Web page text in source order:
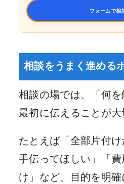
フォームで相
相談をうまく進める
相談の場では、「何
最初に伝えることが大
たとえば「全部片付
手伝ってほしい」「
け」など、目的を明